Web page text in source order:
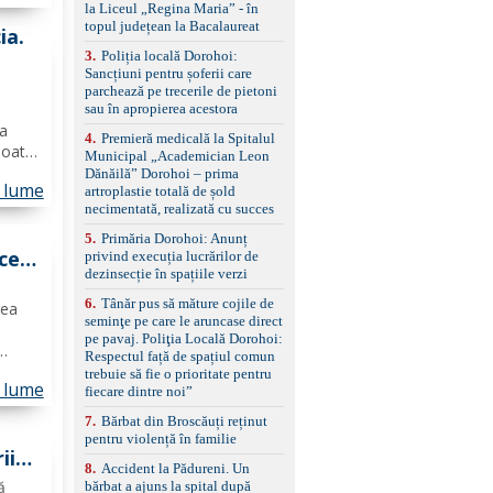
împreună cu un set de
anvelope de iarnă.
la Liceul „Regina Maria” - în
topul județean la Bacalaureat
3. Poliția locală Dorohoi:
Sancțiuni pentru șoferii care
parchează pe trecerile de pietoni
sau în apropierea acestora
4. Premieră medicală la Spitalul
Municipal „Academician Leon
Dănăilă” Dorohoi – prima
artroplastie totală de șold
necimentată, realizată cu succes
5. Primăria Dorohoi: Anunț
privind execuția lucrărilor de
dezinsecție în spațiile verzi
6. Tânăr pus să măture cojile de
seminţe pe care le aruncase direct
pe pavaj. Poliţia Locală Dorohoi:
Respectul față de spațiul comun
trebuie să fie o prioritate pentru
fiecare dintre noi”
7. Bărbat din Broscăuți reținut
pentru violență în familie
8. Accident la Pădureni. Un
bărbat a ajuns la spital după